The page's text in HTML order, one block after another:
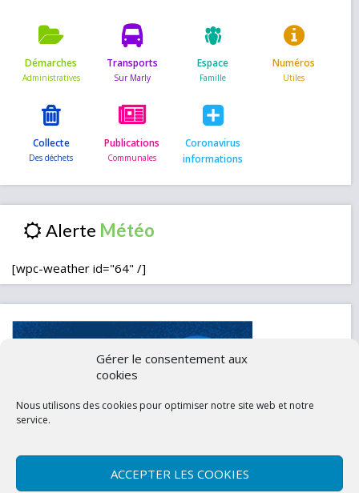
Gérer le consentement aux
cookies
Nous utilisons des cookies pour optimiser notre site web et notre
service.
ACCEPTER LES COOKIES
Démarches Transports Espace Numéros
Collecte Publications
Coronavirus
informations
Alerte
[wpc-weather id="64" /]